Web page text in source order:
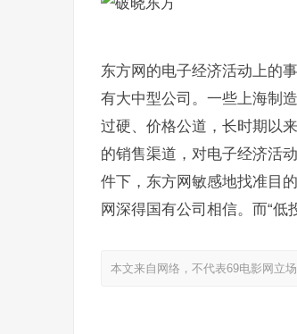
东方网的电子经济活动上的
有大中型公司。一些上海制
过硬、价格公道，长时期以
的销售渠道，对电子经济活
件下，东方网敏感地找准目
网深得国有公司相信。而“低
本文来自网络，不代表69电影网立